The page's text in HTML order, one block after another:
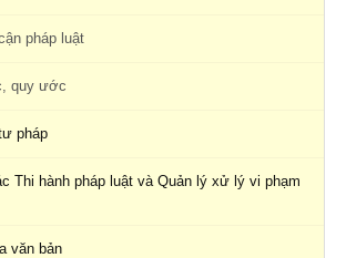
pháp luật
quy ước
pháp
Thi hành pháp luật và Quản lý xử lý vi phạm
văn bản